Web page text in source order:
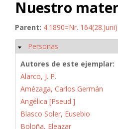
Nuestro
Parent: 4.1890=Nr. 164(28.Juni)
Ocultar
Personas
Autores de este ejemplar:
Alarco, J. P.
Amézaga, Carlos Germán
Angélica [Pseud.]
Blasco Soler, Eusebio
Boloña, Eleazar